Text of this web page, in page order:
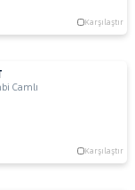
Karşılaştır
Camlı
Karşılaştır